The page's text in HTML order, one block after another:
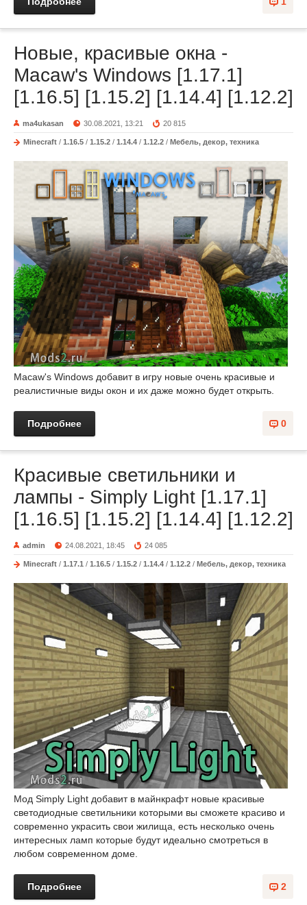
Новые, красивые окна -
Macaw's Windows [1.17.1]
[1.16.5] [1.15.2] [1.14.4] [1.12.2]
ma4ukasan 30.08.2021, 13:21 20 815
Minecraft / 1.16.5 / 1.15.2 / 1.14.4 / 1.12.2 / Мебель, декор, техника
Macaw's Windows добавит в игру новые очень красивые и
реалистичные виды окон и их даже можно будет открыть.
0
Подробнее
Красивые светильники и
лампы - Simply Light [1.17.1]
[1.16.5] [1.15.2] [1.14.4] [1.12.2]
admin 24.08.2021, 18:45 24 085
Minecraft / 1.17.1 / 1.16.5 / 1.15.2 / 1.14.4 / 1.12.2 / Мебель, декор, техника
Мод Simply Light добавит в майнкрафт новые красивые
светодиодные светильники которыми вы сможете красиво и
современно украсить свои жилища, есть несколько очень
интересных ламп которые будут идеально смотреться в
любом современном доме.
2
Подробнее